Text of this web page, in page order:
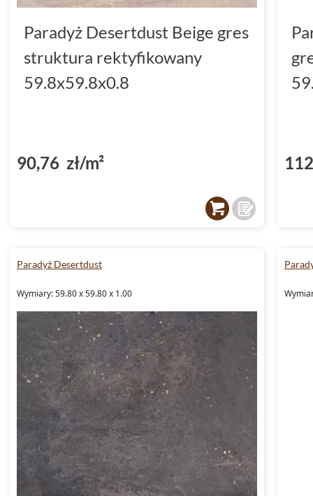
Paradyż Desertdust Beige gres
struktura rektyfikowany
59.8x59.8x0.8
90,76 zł/m²
Paradyż Desertdust
Wymiary: 59.80 x 59.80 x 1.00